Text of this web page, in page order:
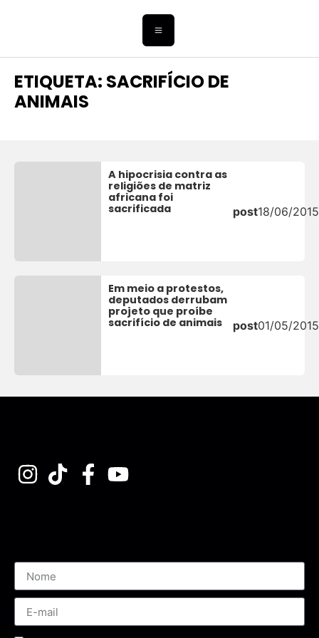
ETIQUETA: SACRIFÍCIO DE
ANIMAIS
A hipocrisia contra as
religiões de matriz
africana foi
sacrificada
post18/06/2015
Em meio a protestos,
deputados derrubam
projeto que proíbe
sacrifício de animais
post01/05/2015